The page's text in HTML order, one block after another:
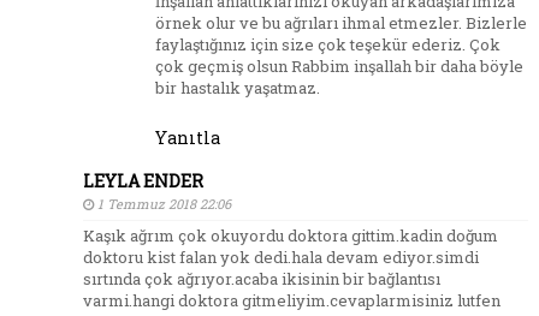
örnek olur ve bu ağrıları ihmal etmezler. Bizlerle
faylaştığınız için size çok teşekür ederiz. Çok
çok geçmiş olsun Rabbim inşallah bir daha böyle
bir hastalık yaşatmaz.
Yanıtla
LEYLA ENDER
1 Temmuz 2018 22:06
Kaşık ağrım çok okuyordu doktora gittim.kadin doğum
doktoru kist falan yok dedi.hala devam ediyor.simdi
sırtında çok ağrıyor.acaba ikisinin bir bağlantısı
varmi.hangi doktora gitmeliyim.cevaplarmisiniz lutfen